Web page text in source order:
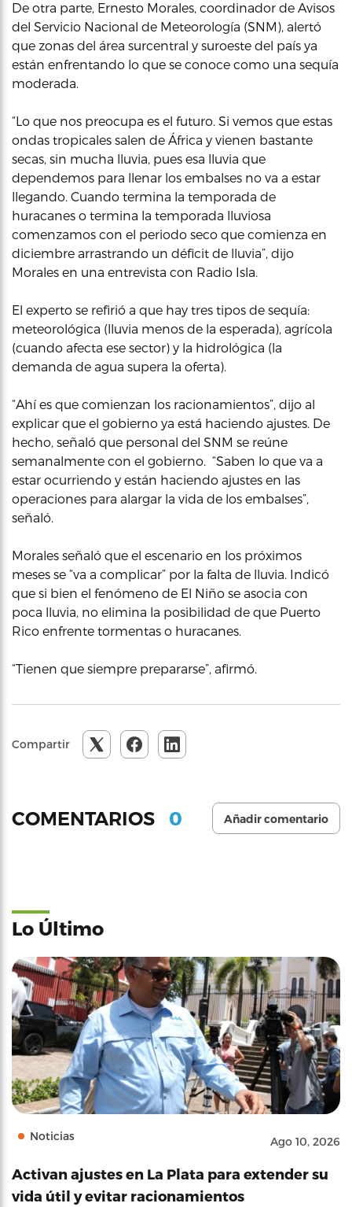
De otra parte, Ernesto Morales, coordinador de Avisos
del Servicio Nacional de Meteorología (SNM), alertó
que zonas del área surcentral y suroeste del país ya
están enfrentando lo que se conoce como una sequía
moderada.
“Lo que nos preocupa es el futuro. Si vemos que estas
ondas tropicales salen de África y vienen bastante
secas, sin mucha lluvia, pues esa lluvia que
dependemos para llenar los embalses no va a estar
llegando. Cuando termina la temporada de
huracanes o termina la temporada lluviosa
comenzamos con el periodo seco que comienza en
diciembre arrastrando un déficit de lluvia”, dijo
Morales en una entrevista con Radio Isla.
El experto se refirió a que hay tres tipos de sequía:
meteorológica (lluvia menos de la esperada), agrícola
(cuando afecta ese sector) y la hidrológica (la
demanda de agua supera la oferta).
“Ahí es que comienzan los racionamientos”, dijo al
explicar que el gobierno ya está haciendo ajustes. De
hecho, señaló que personal del SNM se reúne
semanalmente con el gobierno. “Saben lo que va a
estar ocurriendo y están haciendo ajustes en las
operaciones para alargar la vida de los embalses”,
señaló.
Morales señaló que el escenario en los próximos
meses se “va a complicar” por la falta de lluvia. Indicó
que si bien el fenómeno de El Niño se asocia con
poca lluvia, no elimina la posibilidad de que Puerto
Rico enfrente tormentas o huracanes.
“Tienen que siempre prepararse”, afirmó.
Compartir
COMENTARIOS 0 Añadir comentario
Lo Último
Noticias Ago 10, 2026
Activan ajustes en La Plata para extender su
vida útil y evitar racionamientos